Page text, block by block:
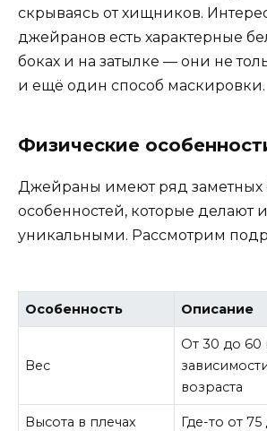
скрываясь от хищников.
джейранов есть характерные
боках и на затылке — они не
и ещё один способ маскировки.
Физические
Джейраны имеют ряд заметных
особенностей, которые делают
уникальными. Рассмотрим
Особенность Описание
Вес
От 30 до 60
возраста
Высота в плечах Где-то от